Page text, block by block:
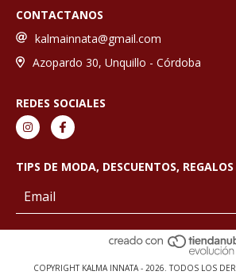
CONTACTANOS
kalmainnata@gmail.com
Azopardo 30, Unquillo - Córdoba
REDES SOCIALES
TIPS DE MODA, DESCUENTOS,
COPYRIGHT KALMA INNATA - 2026. TODOS LOS